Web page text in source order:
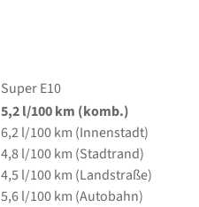
Super E10
5,2l/100 km (komb.)
6,2l/100 km (Innenstadt)
4,8l/100 km (Stadtrand)
4,5 l/100 km (Landstraße)
5,6l/100 km (Autobahn)